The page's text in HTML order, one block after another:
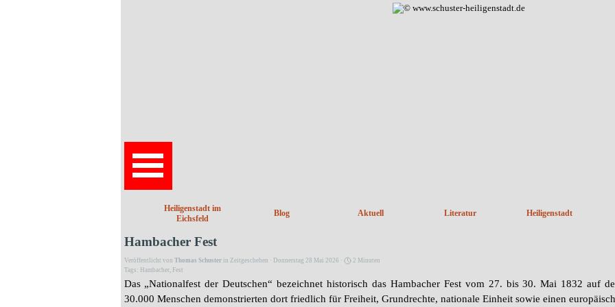
Heiligenstadt im
Eichsfeld
Blog Aktuell Literatur Heiligenstadt
Hambacher Fest
Veröffentlicht von Thomas Schusterin Zeitgeschehen · Donnerstag 28 Mai 2026 ·
2 Minuten
Tags: Hambacher, Fest
Das „Nationalfest der Deutschen“ bezeichnet historisch das Hambacher Fest vom 27. bis 30. Mai 1832 auf
30.000 Menschen demonstrierten dort friedlich für Freiheit, Grundrechte, nationale Einheit sowie einen